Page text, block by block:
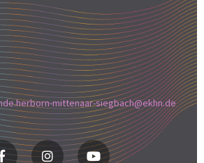
mittenaar-siegbach@ekhn.de